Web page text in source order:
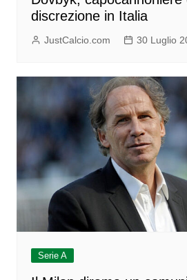
discrezione in Italia
JustCalcio.com 30 Luglio
Serie A